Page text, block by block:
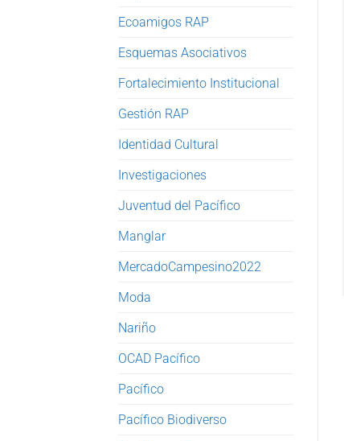
Ecoamigos RAP
Esquemas Asociativos
Fortalecimiento Institucional
Gestión RAP
Identidad Cultural
Investigaciones
Juventud del Pacífico
Manglar
MercadoCampesino2022
Moda
Nariño
OCAD Pacífico
Pacífico
Pacífico Biodiverso